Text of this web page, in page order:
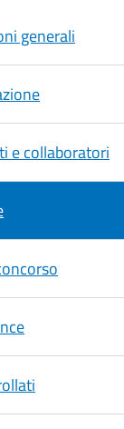
generali
e collaboratori